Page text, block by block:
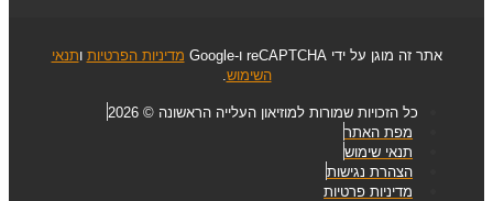
אתר זה מוגן על ידי reCAPTCHA ו-Google מדיניות הפרטיות ותנאי
השימוש
כל הזכויות שמורות למוזיאון העלייה הראשונה © 2026
מפת האתר
תנאי שימוש
הצהרת נגישות
מדיניות פרטיות